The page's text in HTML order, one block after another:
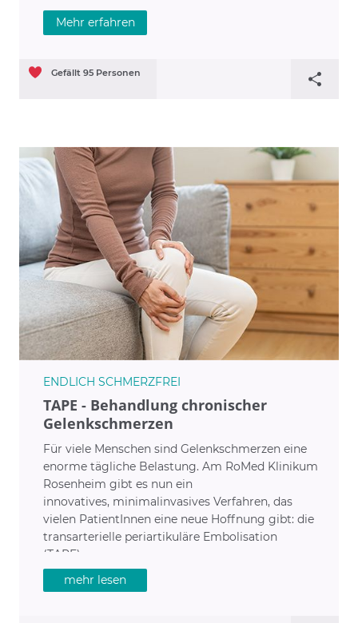
Mehr erfahren
Gefällt 95 Personen
ENDLICH SCHMERZFREI
TAPE - Behandlung chronischer
Gelenkschmerzen
Für viele Menschen sind Gelenkschmerzen eine
enorme tägliche Belastung. Am RoMed Klinikum
Rosenheim gibt es nun ein
innovatives, minimalinvasives Verfahren, das
vielen PatientInnen eine neue Hoffnung gibt: die
transarterielle periartikuläre Embolisation
(TAPE).
mehr lesen